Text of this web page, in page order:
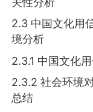
2.3 中国文化用
境分析
2.3.1 中国文化
2.3.2 社会环境
总结